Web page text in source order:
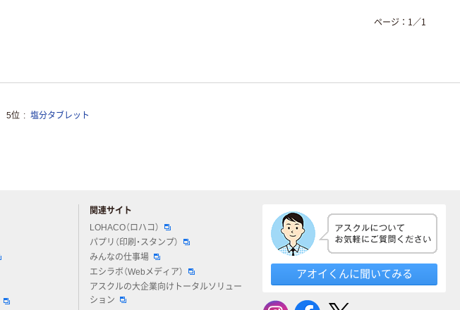
ページ： 1 ／1
5位 塩分タブレット
関連サイト
LOHACO（ロハコ）
パプリ（印刷・スタンプ）
みんなの仕事場
エシラボ（Webメディア）
アスクルの大企業向けトータルソリュー
ション
アオイくんに聞いてみる